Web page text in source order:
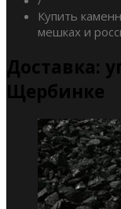
Купить
мешках и
Доставка:
Щербинке